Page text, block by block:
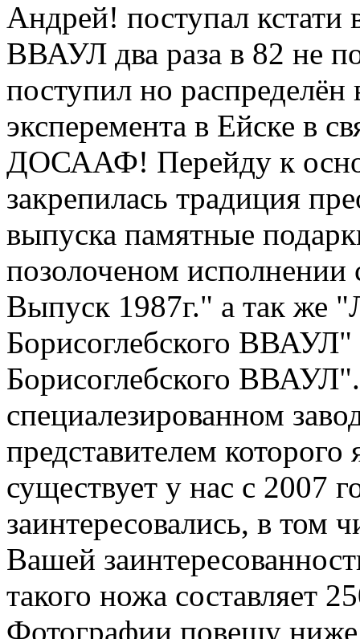
Андрей! поступал
ВВАУЛ два раза в 82 не
поступил но
эксперемента в Ейске в
ДОСААФ! Перейду к
закрепилась традиция
выпуска памятные
позолоченом
Выпуск 1987г." а так же
Борисоглебского
Борисоглебского
специалезированном
представителем
существует у нас с 2007
заинтересовались, в том
Вашей
такого ножа составляет
Фотографии повешу